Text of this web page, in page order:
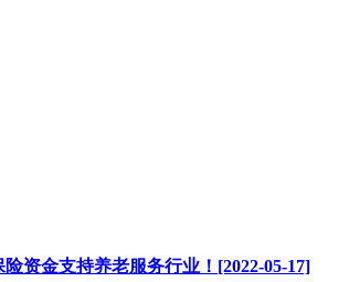
资金支持养老服务行业！[2022-05-17]